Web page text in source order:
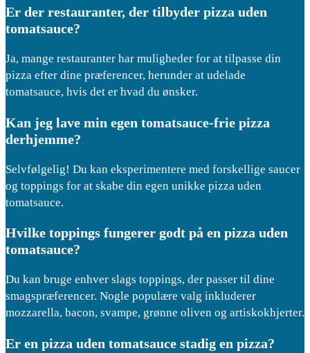
Er der restauranter, der tilbyder pizza uden
tomatsauce?
Ja, mange restauranter har muligheder for at tilpasse din
pizza efter dine præferencer, herunder at udelade
tomatsauce, hvis det er hvad du ønsker.
Kan jeg lave min egen tomatsauce-frie pizza
derhjemme?
Selvfølgelig! Du kan eksperimentere med forskellige saucer
og toppings for at skabe din egen unikke pizza uden
tomatsauce.
Hvilke toppings fungerer godt på en pizza uden
tomatsauce?
Du kan bruge enhver slags toppings, der passer til dine
smagspræferencer. Nogle populære valg inkluderer
mozzarella, bacon, svampe, grønne oliven og artiskokhjerter.
Er en pizza uden tomatsauce stadig en pizza?